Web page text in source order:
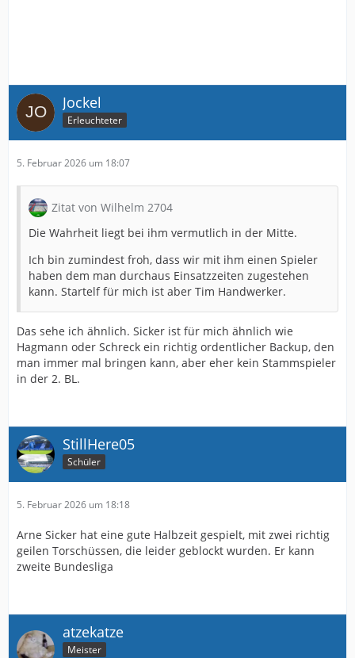
Jockel
Erleuchteter
5. Februar 2026 um 18:07
Zitat von Wilhelm 2704
Die Wahrheit liegt bei ihm vermutlich in der Mitte.
Ich bin zumindest froh, dass wir mit ihm einen Spieler
haben dem man durchaus Einsatzzeiten zugestehen
kann. Startelf für mich ist aber Tim Handwerker.
Das sehe ich ähnlich. Sicker ist für mich ähnlich wie
Hagmann oder Schreck ein richtig ordentlicher Backup, den
man immer mal bringen kann, aber eher kein Stammspieler
in der 2. BL.
StillHere05
Schüler
5. Februar 2026 um 18:18
Arne Sicker hat eine gute Halbzeit gespielt, mit zwei richtig
geilen Torschüssen, die leider geblockt wurden. Er kann
zweite Bundesliga
atzekatze
Meister